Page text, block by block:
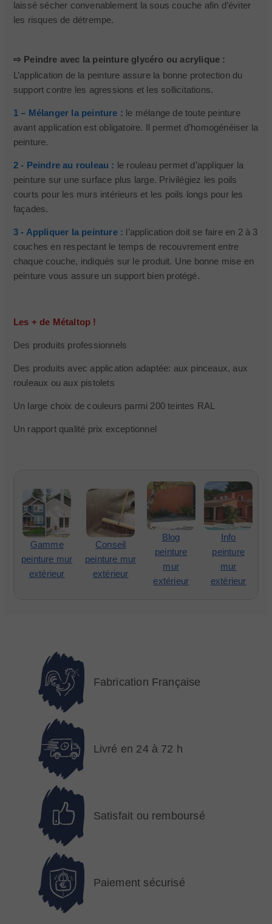
laissé sécher convenablement la sous couche afin d’éviter
les risques de détrempe.
⇨ Peindre avec la peinture glycéro ou acrylique :
L’application de la peinture assure la bonne protection du
support contre les agressions et les sollicitations.
1 – Mélanger la peinture : le mélange de toute peinture
avant application est obligatoire. Il permet d’homogénéiser la
peinture.
2 - Peindre au rouleau : le rouleau permet d’appliquer la
peinture sur une surface plus large. Privilégiez les poils
courts pour les murs intérieurs et les poils longs pour les
façades.
3 - Appliquer la peinture : l’application doit se faire en 2 à 3
couches en respectant le temps de recouvrement entre
chaque couche, indiqués sur le produit. Une bonne mise en
peinture vous assure un support bien protégé.
Les + de Métaltop !
Des produits professionnels
Des produits avec application adaptée: aux pinceaux, aux
rouleaux ou aux pistolets
Un large choix de couleurs parmi 200 teintes RAL
Un rapport qualité prix exceptionnel
Gamme
peinture mur
extérieur
Conseil
peinture mur
extérieur
Blog
peinture
mur
extérieur
Info
peinture
mur
extérieur
Fabrication Française
Livré en 24 à 72 h
Satisfait ou remboursé
Paiement sécurisé